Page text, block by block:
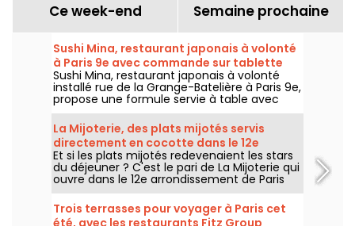
Ce week-end Semaine prochaine
Sushi Mina, restaurant japonais à volonté
à Paris 9e avec commande sur tablette
Sushi Mina, restaurant japonais à volonté
installé rue de la Grange-Batelière à Paris 9e,
propose une formule servie à table avec
commande sur tablette. Sushis, makis,
gyozas, brochettes et plats préparés à la
demande sont proposés midi et soir, du
mardi au dimanche.
La Mijoterie, des plats mijotés servis
directement en cocotte dans le 12e
arrondissement
Et si les plats mijotés redevenaient les stars
du déjeuner ? C'est le pari de La Mijoterie qui
ouvre dans le 12e arrondissement de Paris
avec une cuisine de longue cuisson
imaginée par le chef Augustin Garnier et
servie directement dans des cocottes.
Trois terrasses pour voyager à Paris cet
été, avec les restaurants Fitz Group